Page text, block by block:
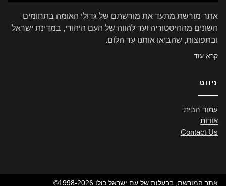
אתר מורשת מתעד את מורשתם של גדולי האומה בתחומים
השונים מההיסטוריה ועד להווה של העם היהודי, במדינת ישראל
ובתפוצות, שהביאו אותנו עד הלום.
קרא עוד
ניווט
עמוד הבית
אודות
Contact Us
©1998-2026 אתר המורשת, בבעלות של עם ישראל כולו